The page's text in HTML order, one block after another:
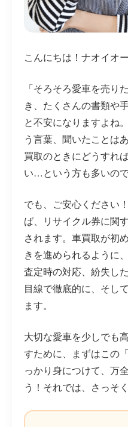
こんにちは！ナオイオ
「そろそろ愛車を売
き、たくさんの書類や
と不安になりますよね
う言葉、聞いたことは
買取のときにどうすれ
い…という方も多いの
でも、ご安心ください
ば、リサイクル券に関
されます。車買取が初
きを進められるように
査定時の対応、紛失し
目線で徹底的に、そし
ます。
大切な愛車を少しでも
すために、まずはこの
っかり身につけて、万
う！それでは、さっそ